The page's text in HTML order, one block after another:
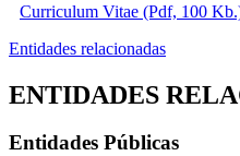
Curriculum Vitae (Pdf, 100
Entidades relacionadas
ENTIDADES
Entidades Públicas